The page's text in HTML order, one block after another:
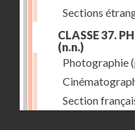
Sections
CLASSE 37.
(n.n.)
Photographie
Section